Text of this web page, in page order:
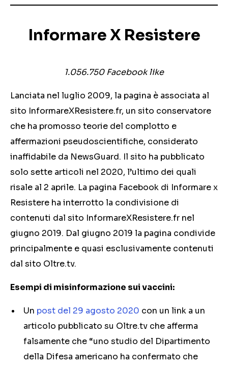
Informare X Resistere
1.056.750 Facebook like
Lanciata nel luglio 2009, la pagina è associata al
sito InformareXResistere.fr, un sito conservatore
che ha promosso teorie del complotto e
affermazioni pseudoscientifiche, considerato
inaffidabile da NewsGuard. Il sito ha pubblicato
solo sette articoli nel 2020, l’ultimo dei quali
risale al 2 aprile. La pagina Facebook di Informare x
Resistere ha interrotto la condivisione di
contenuti dal sito InformareXResistere.fr nel
giugno 2019. Dal giugno 2019 la pagina condivide
principalmente e quasi esclusivamente contenuti
dal sito Oltre.tv.
Esempi di misinformazione sui vaccini:
Un post del 29 agosto 2020 con un link a un
articolo pubblicato su Oltre.tv che afferma
falsamente che “uno studio del Dipartimento
della Difesa americano ha confermato che